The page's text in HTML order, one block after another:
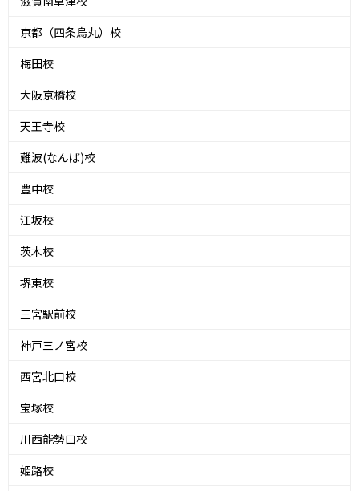
京都（四条烏丸）校
梅田校
大阪京橋校
天王寺校
難波(なんば)校
豊中校
江坂校
茨木校
堺東校
三宮駅前校
神戸三ノ宮校
西宮北口校
宝塚校
川西能勢口校
姫路校